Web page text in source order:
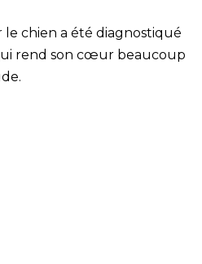
le chien a été diagnostiqué
rend son cœur beaucoup